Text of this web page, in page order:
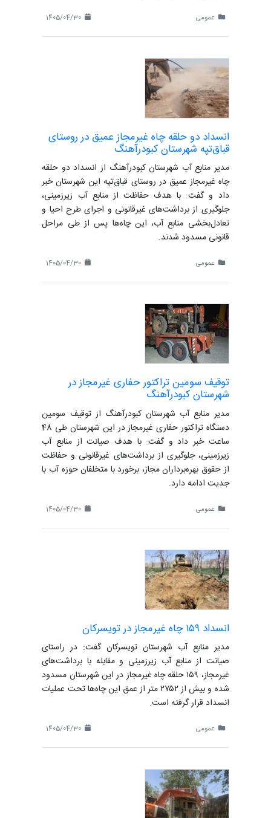
عمومی
انسداد دو حلقه چاه غیرمجاز عمیق در روستای
قباق‌تپه شهرستان کبودرآهنگ
مدیر منابع آب شهرستان کبودرآهنگ از انسداد دو حلقه
چاه غیرمجاز عمیق در روستای قباق‌تپه این شهرستان خبر
داد و گفت: با هدف حفاظت از منابع آب زیرزمینی،
جلوگیری از برداشت‌های غیرقانونی و اجرای طرح احیا و
تعادل‌بخشی منابع آب، این چاه‌ها پس از طی مراحل
قانونی مسدود شدند.
عمومی
توقیف سومین تراکتور حفاری غیرمجاز در
شهرستان کبودرآهنگ
مدیر منابع آب شهرستان کبودرآهنگ از توقیف سومین
دستگاه تراکتور حفاری غیرمجاز در این شهرستان طی 48
ساعت خبر داد و گفت: با هدف صیانت از منابع آب
زیرزمینی، جلوگیری از برداشت‌های غیرقانونی و حفاظت
از حقوق بهره‌برداران مجاز، برخورد با متخلفان حوزه آب با
جدیت ادامه دارد.
عمومی
انسداد ۱۵۹ چاه غیرمجاز در تویسرکان
مدیر منابع آب شهرستان تویسرکان گفت: در راستای
صیانت از منابع آب زیرزمینی و مقابله با برداشت‌های
غیرمجاز، ۱۵۹ حلقه چاه غیرمجاز در این شهرستان مسدود
شده و بیش از ۲۷۵۲ متر از عمق این چاه‌ها تحت عملیات
انسداد قرار گرفته است.
عمومی